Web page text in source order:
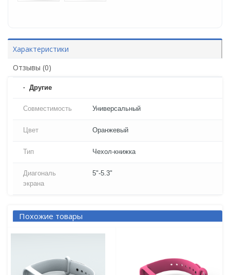
Характеристики
Отзывы (0)
Другие
Совместимость Универсальный
Цвет Оранжевый
Тип Чехол-книжка
Диагональ
экрана
5"-5.3"
Похожие товары